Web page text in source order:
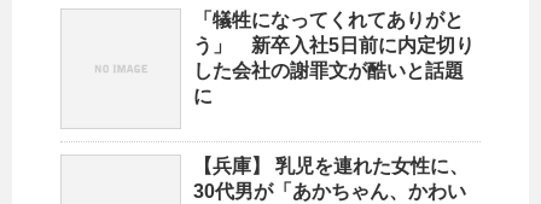
「犠牲になってくれてありがと
う」 新卒入社5日前に内定切り
した会社の謝罪文が酷いと話題
に
【兵庫】 乳児を連れた女性に、
30代男が「あかちゃん、かわい